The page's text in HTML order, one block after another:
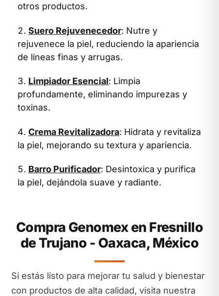
otros productos.
Suero Rejuvenecedor: Nutre y
rejuvenece la piel, reduciendo la apariencia
de líneas finas y arrugas.
Limpiador Esencial: Limpia
profundamente, eliminando impurezas y
toxinas.
Crema Revitalizadora: Hidrata y revitaliza
la piel, mejorando su textura y apariencia.
Barro Purificador: Desintoxica y purifica
la piel, dejándola suave y radiante.
Compra Genomex en Fresnillo
de Trujano - Oaxaca, México
Si estás listo para mejorar tu salud y bienestar
con productos de alta calidad, visita nuestra